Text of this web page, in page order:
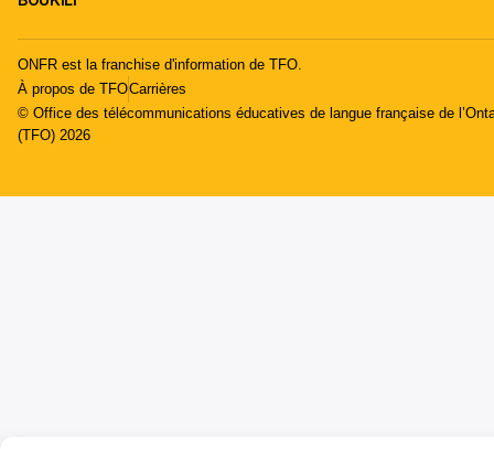
ONFR est la franchise d'information de TFO.
À propos de TFOCarrières
© Office des télécommunications éducatives de langue française de
(TFO) 2026